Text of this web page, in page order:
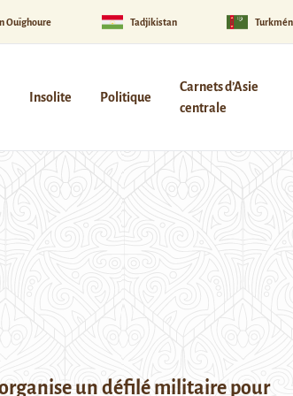
Ouïghoure Tadjikistan
Insolite Politique
Carnets d’Asie
centrale
un défilé militaire pour